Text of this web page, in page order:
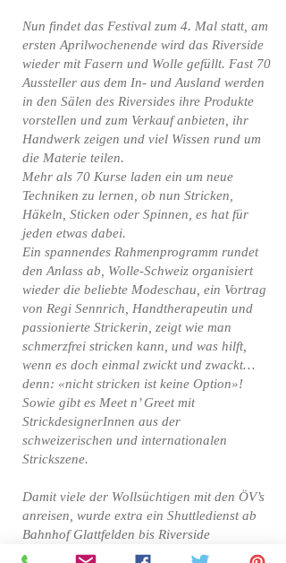
Nun findet das Festival zum 4. Mal statt, am
ersten Aprilwochenende wird das Riverside
wieder mit Fasern und Wolle gefüllt. Fast 70
Aussteller aus dem In- und Ausland werden
in den Sälen des Riversides ihre Produkte
vorstellen und zum Verkauf anbieten, ihr
Handwerk zeigen und viel Wissen rund um
die Materie teilen.
Mehr als 70 Kurse laden ein um neue
Techniken zu lernen, ob nun Stricken,
Häkeln, Sticken oder Spinnen, es hat für
jeden etwas dabei.
Ein spannendes Rahmenprogramm rundet
den Anlass ab, Wolle-Schweiz organisiert
wieder die beliebte Modeschau, ein Vortrag
von Regi Sennrich, Handtherapeutin und
passionierte Strickerin, zeigt wie man
schmerzfrei stricken kann, und was hilft,
wenn es doch einmal zwickt und zwackt…
denn: «nicht stricken ist keine Option»!
Sowie gibt es Meet n’ Greet mit
StrickdesignerInnen aus der
schweizerischen und internationalen
Strickszene.
Damit viele der Wollsüchtigen mit den ÖV’s
anreisen, wurde extra ein Shuttledienst ab
Bahnhof Glattfelden bis Riverside
eingerichtet und dieser wird sicher auch